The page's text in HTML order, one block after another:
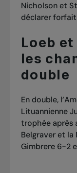
Nicholson et
déclarer forfait
Loeb
les
double
En double,
Lituannienne
trophée après
Belgraver et la
Gimbrere 6-2